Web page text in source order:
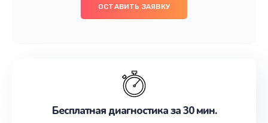
ОСТАВИТЬ ЗАЯВКУ
Бесплатная диагностика за 30 мин.